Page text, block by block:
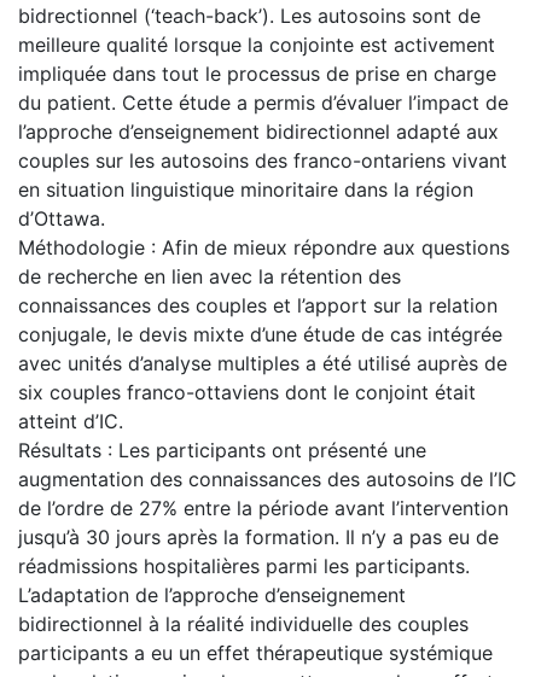
bidrectionnel (‘teach-back’). Les autosoins sont de
meilleure qualité lorsque la conjointe est activement
impliquée dans tout le processus de prise en charge
du patient. Cette étude a permis d’évaluer l’impact de
l’approche d’enseignement bidirectionnel adapté aux
couples sur les autosoins des franco-ontariens vivant
en situation linguistique minoritaire dans la région
d’Ottawa.
Méthodologie : Afin de mieux répondre aux questions
de recherche en lien avec la rétention des
connaissances des couples et l’apport sur la relation
conjugale, le devis mixte d’une étude de cas intégrée
avec unités d’analyse multiples a été utilisé auprès de
six couples franco-ottaviens dont le conjoint était
atteint d’IC.
Résultats : Les participants ont présenté une
augmentation des connaissances des autosoins de l’IC
de l’ordre de 27% entre la période avant l’intervention
jusqu’à 30 jours après la formation. Il n’y a pas eu de
réadmissions hospitalières parmi les participants.
L’adaptation de l’approche d’enseignement
bidirectionnel à la réalité individuelle des couples
participants a eu un effet thérapeutique systémique